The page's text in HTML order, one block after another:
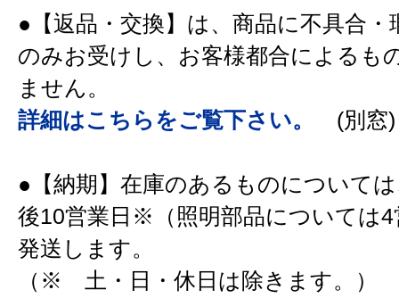
●【返品・交換】は、商品に不具合・
のみお受けし、お客様都合によるも
ません。
詳細はこちらをご覧下さい。
(別窓)
●【納期】在庫のあるものについて
後10営業日※（照明部品については4
発送します。
（※ 土・日・休日は除きます。）